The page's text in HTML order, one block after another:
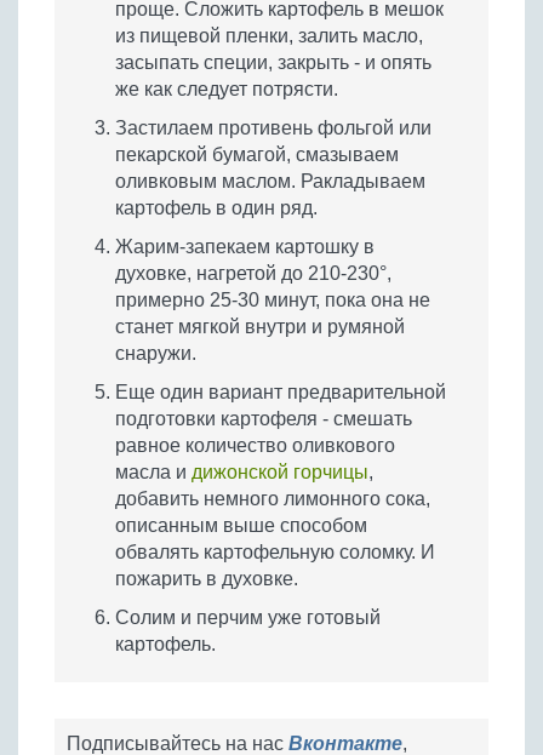
проще. Сложить картофель в мешок
из пищевой пленки, залить масло,
засыпать специи, закрыть - и опять
же как следует потрясти.
Застилаем противень фольгой или
пекарской бумагой, смазываем
оливковым маслом. Ракладываем
картофель в один ряд.
Жарим-запекаем картошку в
духовке, нагретой до 210-230°,
примерно 25-30 минут, пока она не
станет мягкой внутри и румяной
снаружи.
Еще один вариант предварительной
подготовки картофеля - смешать
равное количество оливкового
масла и дижонской горчицы,
добавить немного лимонного сока,
описанным выше способом
обвалять картофельную соломку. И
пожарить в духовке.
Солим и перчим уже готовый
картофель.
Подписывайтесь на нас Вконтакте,